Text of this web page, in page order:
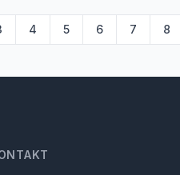
4 5 6 7 8